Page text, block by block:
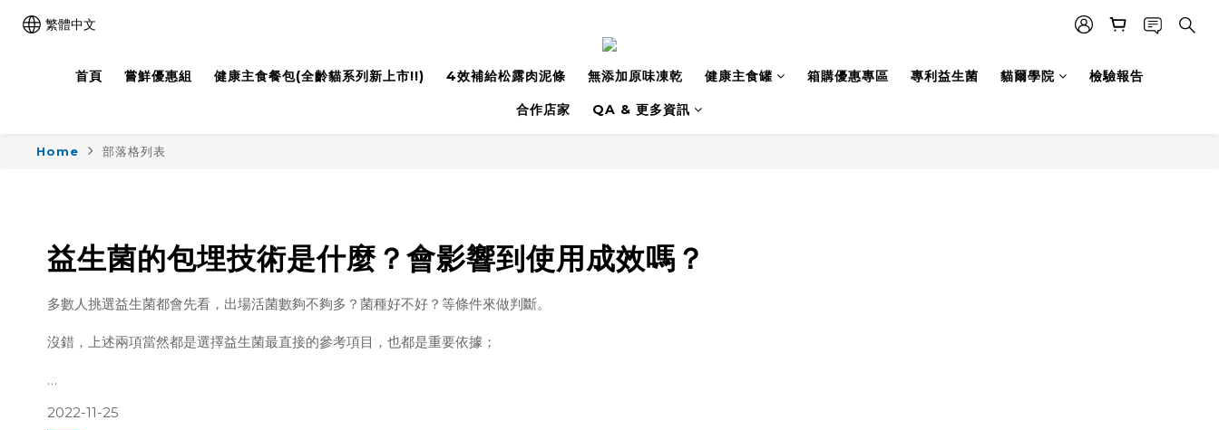
繁體中文
首頁 嘗鮮優惠組 健康主食餐包(全齡貓系列新上市!!) 4效補給松露肉泥條 無添加原味凍乾 健康主食罐 箱購優惠專區 專利益生菌 貓爾學院 檢驗報告
合作店家 QA & 更多資訊
Home 部落格列表
益生菌的包埋技術是什麼？會影響到使用成效嗎？
多數人挑選益生菌都會先看，出場活菌數夠不夠多？菌種好不好？等條件來做判斷。
沒錯，上述兩項當然都是選擇益生菌最直接的參考項目，也都是重要依據；
2022-11-25